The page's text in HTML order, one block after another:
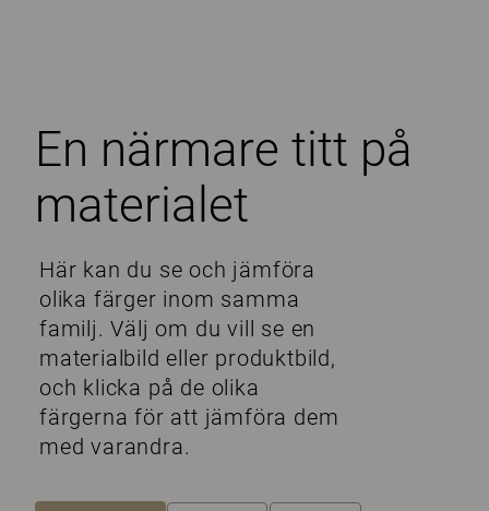
En närmare titt på
materialet
Här kan du se och jämföra
olika färger inom samma
familj. Välj om du vill se en
materialbild eller produktbild,
och klicka på de olika
färgerna för att jämföra dem
med varandra.